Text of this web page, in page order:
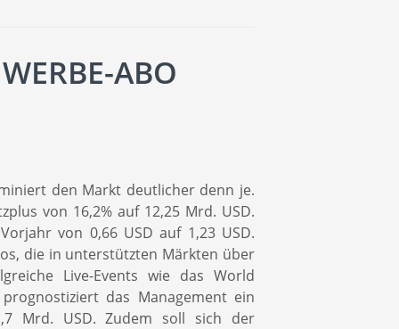
ABO
den Markt deutlicher denn je.
von 16,2% auf 12,25 Mrd. USD.
von 0,66 USD auf 1,23 USD.
die in unterstützten Märkten über
Live-Events wie das World
das Management ein
Mrd. USD. Zudem soll sich der